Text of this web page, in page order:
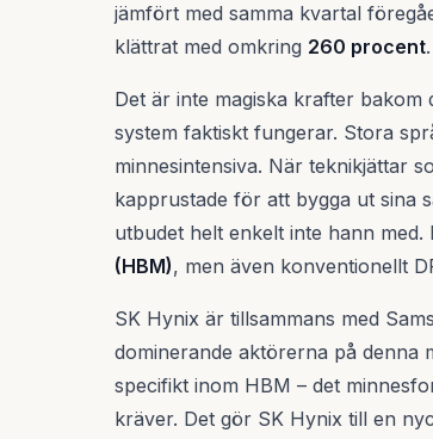
jämfört med samma kvartal
klättrat med omkring 260 procent.
Det är inte magiska krafter
system faktiskt fungerar. Stora
minnesintensiva. När teknikjättar
kapprustade för att bygga ut sina
utbudet helt enkelt inte hann
(HBM), men även konventionellt
SK Hynix är tillsammans med
dominerande aktörerna på denna
specifikt inom HBM – det
kräver. Det gör SK Hynix till en